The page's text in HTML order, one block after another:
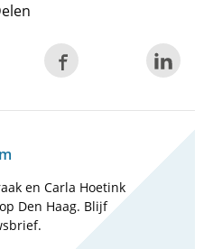
en Carla Hoetink
Den Haag. Blijf